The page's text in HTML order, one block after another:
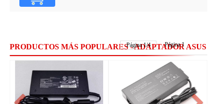
PRODUCTOS MÁS POPULARES - ADAPTADOR ASUS
Página1/4 Página 1